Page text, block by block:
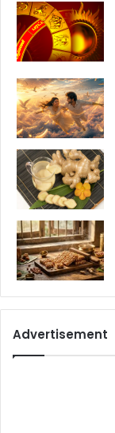
Advertisement